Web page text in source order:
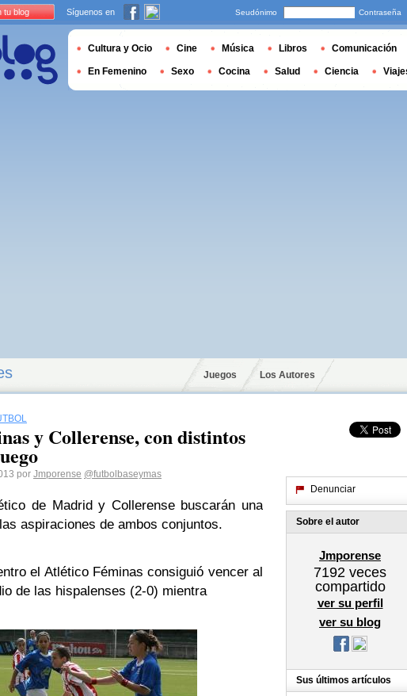
Juegos Los Autores
y Collerense, con distintos
por Jmporense @futbolbaseymas
de Madrid y Collerense buscarán una
aspiraciones de ambos conjuntos.
el Atlético Féminas consiguió vencer al
de las hispalenses (2-0) mientra
Denunciar
Sobre el autor
Jmporense
7192 veces
compartido
ver su perfil
ver su blog
Sus últimos artículos
tu blog Síguenos en Seudónimo Contraseña
Cultura y Ocio Cine Música Libros Comunicación
En Femenino Sexo Cocina Salud Ciencia